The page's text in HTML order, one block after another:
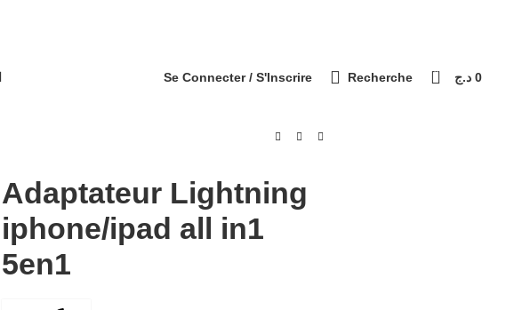
Se Connecter / S'Inscrire Recherche 0 0 د.ج
Adaptateur Lightning
iphone/ipad all in1
5en1